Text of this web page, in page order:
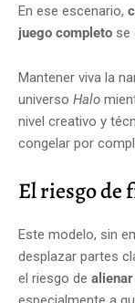
En ese escenario,
juego completo se
Mantener viva la
universo Halo
nivel creativo y
congelar por
El riesgo de
Este modelo, sin
desplazar partes
el riesgo de